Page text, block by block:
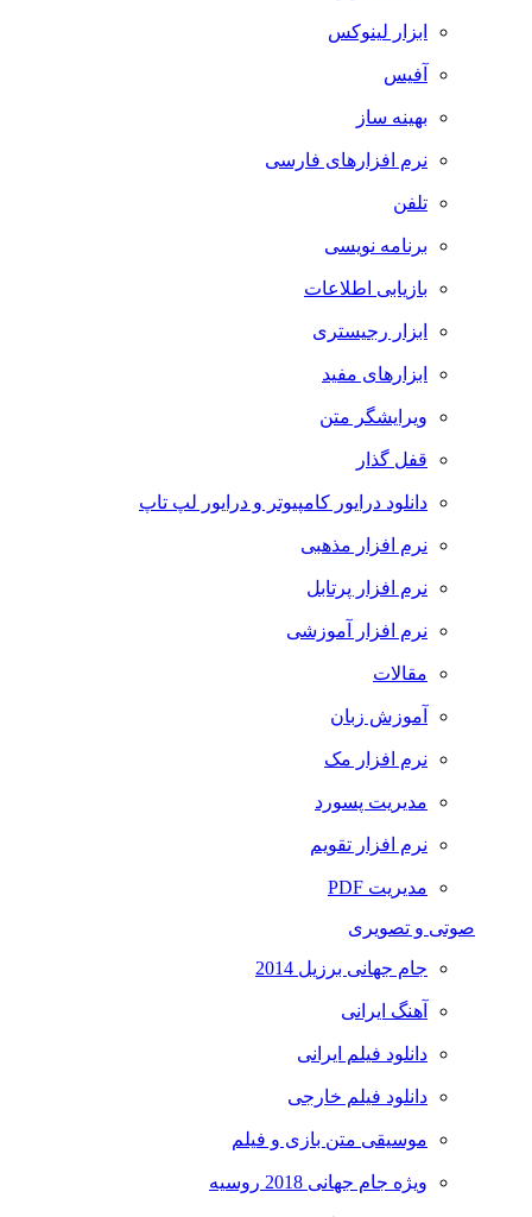
ابزار لینوکس
آفیس
بهینه ساز
نرم افزارهای فارسی
تلفن
برنامه نویسی
بازیابی اطلاعات
ابزار رجیستری
ابزارهای مفید
ویرایشگر متن
قفل گذار
دانلود درایور کامپیوتر و درایور لپ تاپ
نرم افزار مذهبی
نرم افزار پرتابل
نرم افزار آموزشی
مقالات
آموزش زبان
نرم افزار مک
مدیریت پسورد
نرم افزار تقویم
مدیریت PDF
صوتی و تصویری
جام جهانی برزیل 2014
آهنگ ایرانی
دانلود فیلم ایرانی
دانلود فیلم خارجی
موسیقی متن بازی و فیلم
ویژه جام جهانی 2018 روسیه